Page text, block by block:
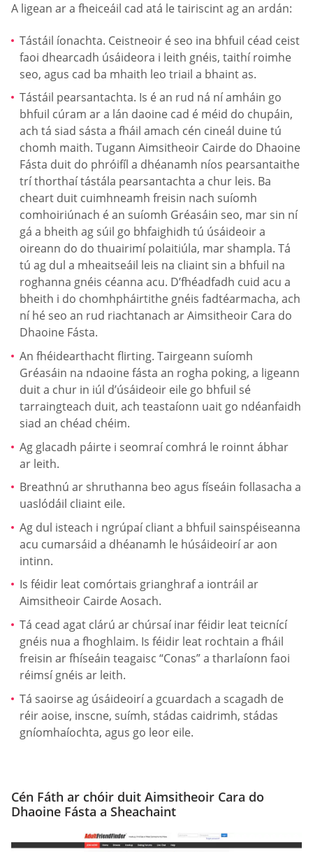
A ligean ar a fheiceáil cad atá le tairiscint ag an ardán:
Tástáil íonachta. Ceistneoir é seo ina bhfuil céad ceist
faoi dhearcadh úsáideora i leith gnéis, taithí roimhe
seo, agus cad ba mhaith leo triail a bhaint as.
Tástáil pearsantachta. Is é an rud ná ní amháin go
bhfuil cúram ar a lán daoine cad é méid do chupáin,
ach tá siad sásta a fháil amach cén cineál duine tú
chomh maith. Tugann Aimsitheoir Cairde do Dhaoine
Fásta duit do phróifíl a dhéanamh níos pearsantaithe
trí thorthaí tástála pearsantachta a chur leis. Ba
cheart duit cuimhneamh freisin nach suíomh
comhoiriúnach é an suíomh Gréasáin seo, mar sin ní
gá a bheith ag súil go bhfaighidh tú úsáideoir a
oireann do do thuairimí polaitiúla, mar shampla. Tá
tú ag dul a mheaitseáil leis na cliaint sin a bhfuil na
roghanna gnéis céanna acu. D’fhéadfadh cuid acu a
bheith i do chomhpháirtithe gnéis fadtéarmacha, ach
ní hé seo an rud riachtanach ar Aimsitheoir Cara do
Dhaoine Fásta.
An fhéidearthacht flirting. Tairgeann suíomh
Gréasáin na ndaoine fásta an rogha poking, a ligeann
duit a chur in iúl d’úsáideoir eile go bhfuil sé
tarraingteach duit, ach teastaíonn uait go ndéanfaidh
siad an chéad chéim.
Ag glacadh páirte i seomraí comhrá le roinnt ábhar
ar leith.
Breathnú ar shruthanna beo agus físeáin follasacha a
uaslódáil cliaint eile.
Ag dul isteach i ngrúpaí cliant a bhfuil sainspéiseanna
acu cumarsáid a dhéanamh le húsáideoirí ar aon
intinn.
Is féidir leat comórtais grianghraf a iontráil ar
Aimsitheoir Cairde Aosach.
Tá cead agat clárú ar chúrsaí inar féidir leat teicnící
gnéis nua a fhoghlaim. Is féidir leat rochtain a fháil
freisin ar fhíseáin teagaisc “Conas” a tharlaíonn faoi
réimsí gnéis ar leith.
Tá saoirse ag úsáideoirí a gcuardach a scagadh de
réir aoise, inscne, suímh, stádas caidrimh, stádas
gníomhaíochta, agus go leor eile.
Cén Fáth ar chóir duit Aimsitheoir Cara do
Dhaoine Fásta a Sheachaint